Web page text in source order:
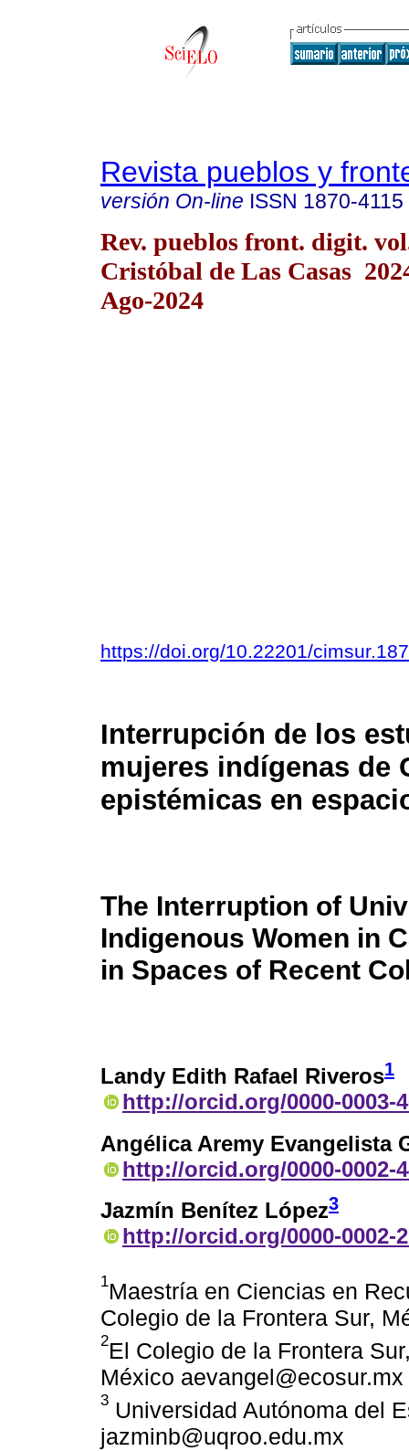
Revista pueblos y
versión On-line ISSN 1870-4115
Rev. pueblos front. digit.
Cristóbal de Las Casas
Ago-2024
https://doi.org/10.22201/
Interrupción de los
mujeres indígenas de
epistémicas en
The Interruption of
Indigenous Women in
in Spaces of Recent
Landy Edith Rafael Riveros1
http://orcid.org/0000-0003-
Angélica Aremy Evangelista
http://orcid.org/0000-0002-
Jazmín Benítez López3
http://orcid.org/0000-0002-
1Maestría en Ciencias en
Colegio de la Frontera Sur,
2El Colegio de la Frontera
México aevangel@ecosur.mx
3 Universidad Autónoma del
jazminb@uqroo.edu.mx